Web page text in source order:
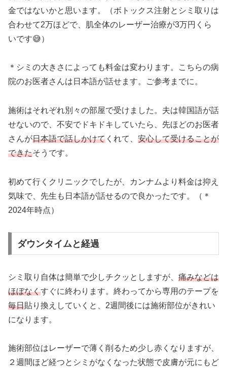
金ではないかと思います。（ボトックス注射とシミ取りは
合わせて2万ほどで、肌全体のレーザー治療が3万円くら
いです😅）
＊シミの大きさによっても料金は変わります。こちらの病
院のお医者さんは日本語が話せます。ご参考までに。
施術はそれぞれ別々の部屋で受けました。夫は韓国語が話
せないので、不安でドキドキしていたら、先ほどのお医者
さんが日本語で話しかけて くれて、 安心して受けることが
できたそうです。
初めて行くクリニックでしたが、カンナムより料金は抑え
気味で、先生も日本語が話せるので良かったです。（＊
2024年時点）
ダウンタイムと経過
シミ取り自体は簡単で少しチクッとしますが、 痛みなどは
ほぼなくすぐに終わります。終わってから専用のテープを
毎日貼り換えしていくと、2週間後には施術部位がきれい
になります。
施術部位はレーザーで薄く削るため少し赤くなりますが、
２週間ほど経つとシミがなくなった状態で皮膚が元にもど